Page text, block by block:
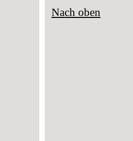
Nach oben